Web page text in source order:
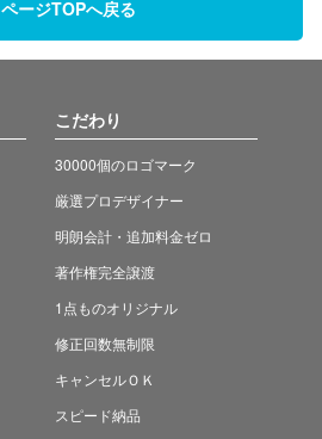
ページTOPへ戻る
こだわり
30000個のロゴマーク
厳選プロデザイナー
明朗会計・追加料金ゼロ
著作権完全譲渡
1点ものオリジナル
修正回数無制限
キャンセルＯＫ
スピード納品